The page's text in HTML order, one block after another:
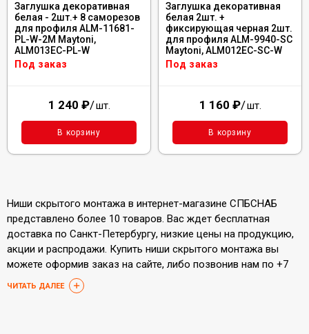
Заглушка декоративная
белая - 2шт.+ 8 саморезов
для профиля ALM-11681-
PL-W-2M Maytoni,
ALM013EC-PL-W
Под заказ
1 240 ₽/шт.
В корзину
Заглушка декоративная
белая 2шт. +
фиксирующая черная 2шт.
для профиля ALM-9940-SC
Maytoni, ALM012EC-SC-W
Под заказ
1 160 ₽/шт.
В корзину
Ниши скрытого монтажа в интернет-магазине СПБСНАБ
представлено более 10 товаров. Вас ждет бесплатная
доставка по Санкт-Петербургу, низкие цены на продукцию,
акции и распродажи. Купить ниши скрытого монтажа вы
можете оформив заказ на сайте, либо позвонив нам по +7
812 205-93-05.
ЧИТАТЬ ДАЛЕЕ